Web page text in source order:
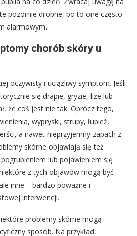
pozornie drobne, bo to one często
alarmowym.
chorób skóry u
oczywisty i uciążliwy symptom. Jeśli
się drapie, gryzie, liże lub
że coś jest nie tak. Oprócz tego,
wypryski, strupy, łupież,
a nawet nieprzyjemny zapach z
skórne objawiają się też
lub pojawieniem się
z tych objawów mogą być
inne – bardzo poważne i
interwencji.
problemy skórne mogą
sposób. Na przykład,